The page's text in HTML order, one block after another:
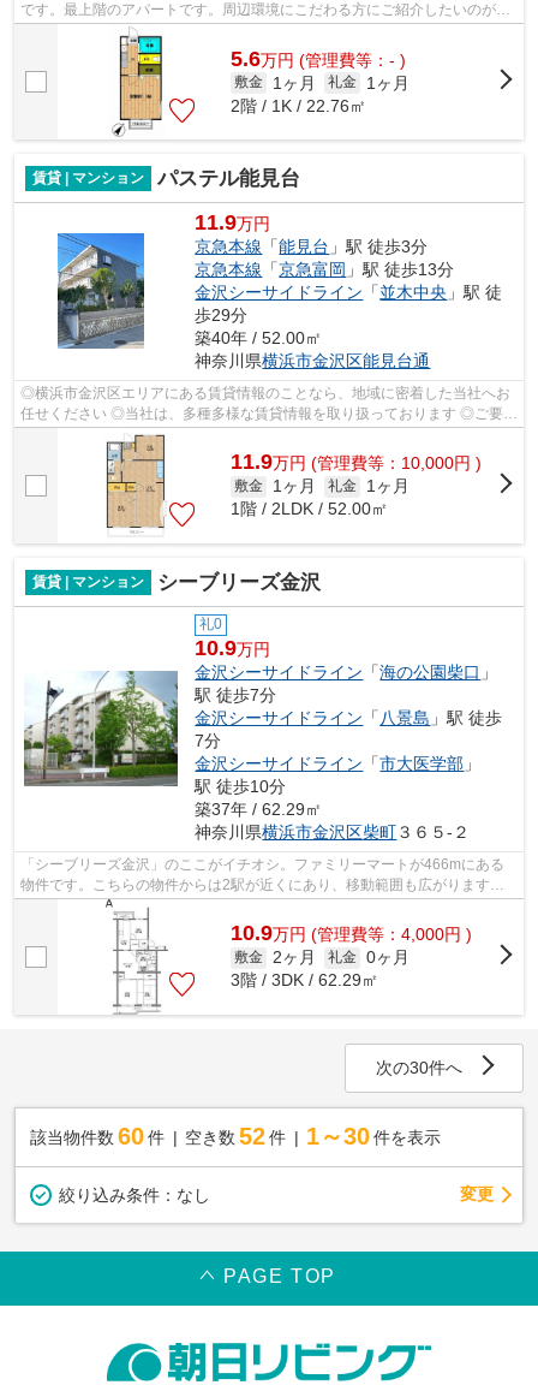
です。最上階のアパートです。周辺環境にこだわる方にご紹介したいのが横
浜市金沢区エリアです。当社では、特に...
5.6万円 (管理費等：- )
敷金 1ヶ月 礼金
1ヶ月
2階 / 1K / 22.76㎡
賃貸 | マンション パステル能見台
11.9万円
京急本線 「能見台 」駅 徒歩3分
京急本線 「京急富岡 」駅 徒歩13分
金沢シーサイドライン 「並木中央 」駅 徒
歩29分
築40年 / 52.00㎡
神奈川県横浜市金沢区能見台通
◎横浜市金沢区エリアにある賃貸情報のことなら、地域に密着した当社へお
任せください ◎当社は、多種多様な賃貸情報を取り扱っております ◎ご要望
や不明な点などございましたら、お気軽...
11.9万円 (管理費等：10,000円 )
敷金 1ヶ月 礼金
1ヶ月
1階 / 2LDK / 52.00㎡
賃貸 | マンション シーブリーズ金沢
礼0
10.9万円
金沢シーサイドライン 「海の公園柴口 」
駅 徒歩7分
金沢シーサイドライン 「 八景島 」駅 徒歩
7分
金沢シーサイドライン 「市大医学部 」
駅 徒歩10分
築37年 / 62.29㎡
神奈川県横浜市金沢区柴町３６５-２
「シーブリーズ金沢」のここがイチオシ。ファミリーマートが466mにある
物件です。こちらの物件からは2駅が近くにあり、移動範囲も広がります。
アクセスの良い徒歩7分の物件です。当物...
10.9万円 (管理費等：4,000円 )
敷金 2ヶ月 礼金 0ヶ月
3階 / 3DK / 62.29㎡
次の30件へ
該当物件数 60件 空き数 52 件 1～30 件を表示
絞り込み条件： なし 変更
PAGE TOP